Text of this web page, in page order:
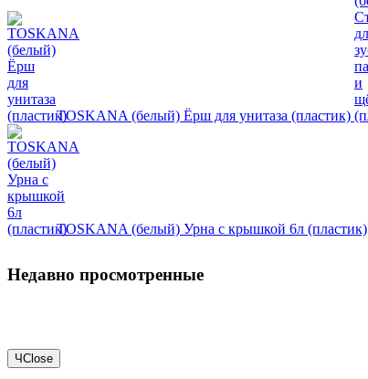
TOSKANA (белый) Ёрш для унитаза (пластик)
TOSKANA (белый) Урна с крышкой 6л (пластик)
Недавно просмотренные
ЧClose